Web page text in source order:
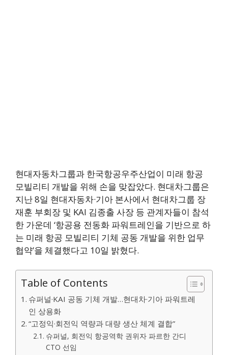
현대자동차그룹과 한국항공우주산업이 미래 항공
모빌리티 개발을 위해 손을 맞잡았다. 현대차그룹은
지난 8일 현대자동차·기아 본사에서 현대차그룹 장
재훈 부회장 및 KAI 김종출 사장 등 관계자들이 참석
한 가운데 ‘항공용 전동화 파워트레인을 기반으로 하
는 미래 항공 모빌리티 기체 공동 개발을 위한 업무
협약’을 체결했다고 10일 밝혔다.
Table of Contents
슈퍼널·KAI 공동 기체 개발…현대차·기아 파워트레
인 상용화
“고정익·회전익 역량과 대량 생산 체계 결합”
슈퍼널, 회전익 항공역학 권위자 파르한 간디
CTO 선임